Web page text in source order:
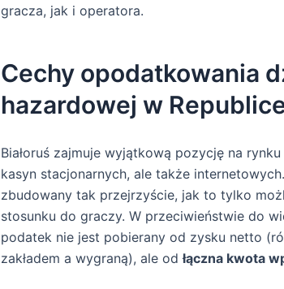
gracza, jak i operatora.
Cechy opodatkowania
hazardowej w
Białoruś zajmuje wyjątkową pozycję na
kasyn stacjonarnych, ale także
zbudowany tak przejrzyście, jak to tylko
stosunku do graczy. W przeciwieństwie do
podatek nie jest pobierany od zysku netto
zakładem a wygraną), ale odłączna kwota